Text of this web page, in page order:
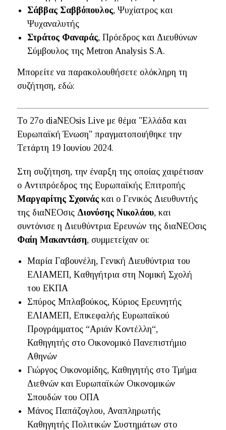
Σάββας Σαββόπουλος, Ψυχίατρος και
Ψυχαναλυτής
Στράτος Φαναράς, Πρόεδρος και Διευθύνων
Σύμβουλος της Metron Analysis S.A.
Mπορείτε να παρακολουθήσετε ολόκληρη τη
συζήτηση, εδώ:
To 27o diaNEOsis Live με θέμα "Ελλάδα και
Ευρωπαϊκή Ένωση" πραγματοποιήθηκε την
Τετάρτη 19 Ιουνίου 2024.
Στη συζήτηση, την έναρξη της οποίας χαιρέτισαν
ο Aντιπρόεδρος της Ευρωπαϊκής Επιτροπής
Μαργαρίτης Σχοινάςκαι ο Γενικός Διευθυντής
της διαΝΕΟσις Διονύσης Νικολάου, και
συντόνισε η Διευθύντρια Ερευνών της διαΝΕΟσις
Φαίη Μακαντάση, συμμετείχαν οι:
Μαρία Γαβουνέλη, Γενική Διευθύντρια του
ΕΛΙΑΜΕΠ, Kαθηγήτρια στη Νομική Σχολή
του ΕΚΠΑ
Σπύρος Μπλαβούκος, Κύριος Ερευνητής
ΕΛΙΑΜΕΠ, Επικεφαλής Ευρωπαϊκού
Προγράμματος “Αριάν Κοντέλλη“,
Καθηγητής στο Οικονομικό Πανεπιστήμιο
Αθηνών
Γιώργος Οικονομίδης, Καθηγητής στο Τμήμα
Διεθνών και Ευρωπαϊκών Οικονομικών
Σπουδών του ΟΠΑ
Μάνος Παπάζογλου, Αναπληρωτής
Καθηγητής Πολιτικών Συστημάτων στο